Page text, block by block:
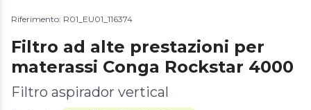
Riferimento: R01_EU01_116374
Filtro ad alte prestazioni per
materassi Conga Rockstar 4000
Filtro aspirador vertical